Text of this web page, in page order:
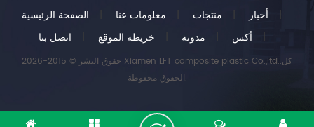
الصفحة الرئيسية معلومات عنا منتجات أخبار
|
اتصل بنا
خريطة الموقع مدونة أكس
حقوق النشر © 2015-2026 Xiamen LFT composite plastic Co.,ltd..كل
الحقوق محفوظة.